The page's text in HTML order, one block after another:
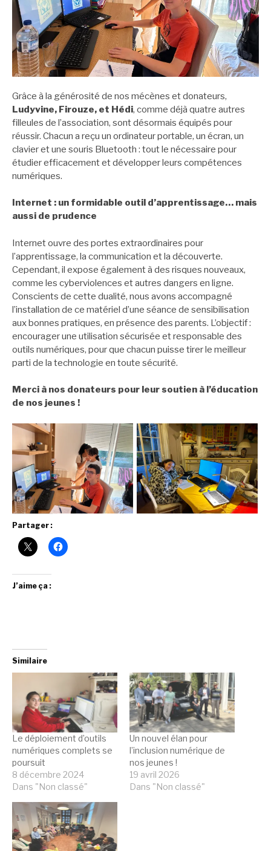
Grâce à la générosité de nos mécènes et donateurs,
Ludyvine, Firouze, et Hédi, comme déjà quatre autres
filleules de l’association, sont désormais équipés pour
réussir. Chacun a reçu un ordinateur portable, un écran, un
clavier et une souris Bluetooth : tout le nécessaire pour
étudier efficacement et développer leurs compétences
numériques.
Internet : un formidable outil d’apprentissage… mais
aussi de prudence
Internet ouvre des portes extraordinaires pour
l’apprentissage, la communication et la découverte.
Cependant, il expose également à des risques nouveaux,
comme les cyberviolences et autres dangers en ligne.
Conscients de cette dualité, nous avons accompagné
l’installation de ce matériel d’une séance de sensibilisation
aux bonnes pratiques, en présence des parents. L’objectif :
encourager une utilisation sécurisée et responsable des
outils numériques, pour que chacun puisse tirer le meilleur
parti de la technologie en toute sécurité.
Merci à nos donateurs pour leur soutien à l’éducation
de nos jeunes !
Partager :
J’aime ça :
Similaire
Le déploiement d’outils
numériques complets se
poursuit
8 décembre 2024
Dans "Non classé"
Un nouvel élan pour
l’inclusion numérique de
nos jeunes !
19 avril 2026
Dans "Non classé"